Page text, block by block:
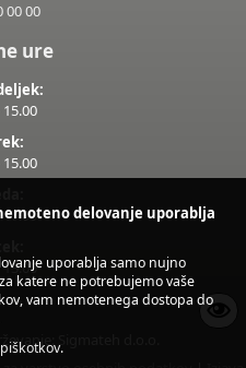
00 00
ure
Sigmateh d.o.o.
delovanje uporablja
uporablja samo nujno
katere ne potrebujemo vaše
vam nemotenega dostopa do
.